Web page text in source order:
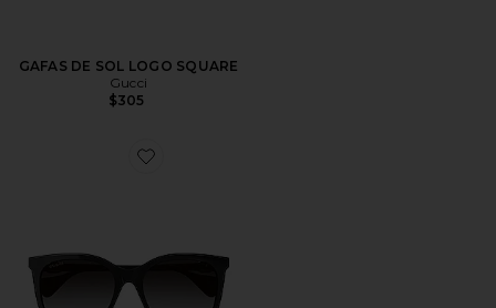
GAFAS DE SOL LOGO SQUARE
Gucci
$305
Favorite GAFAS DE SOL SOFT